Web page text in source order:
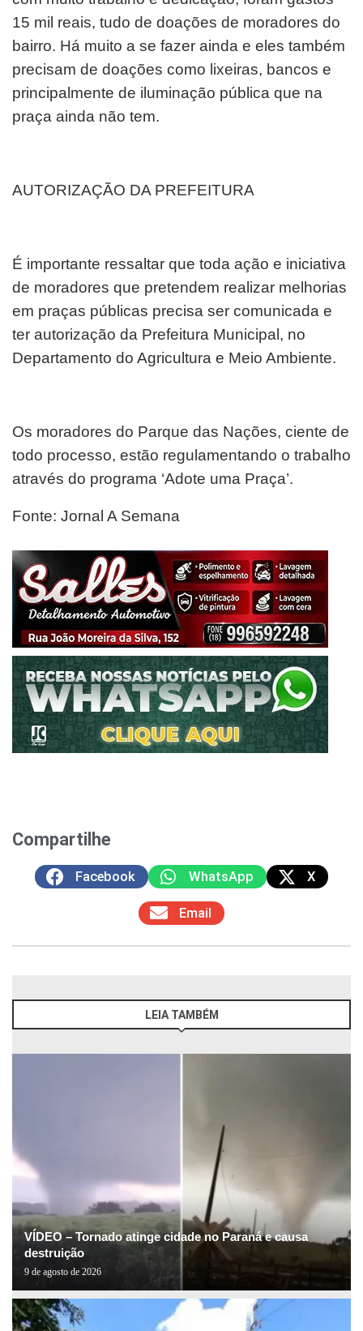
15 mil reais, tudo de doações de moradores do
bairro. Há muito a se fazer ainda e eles também
precisam de doações como lixeiras, bancos e
principalmente de iluminação pública que na
praça ainda não tem.
AUTORIZAÇÃO DA PREFEITURA
É importante ressaltar que toda ação e iniciativa
de moradores que pretendem realizar melhorias
em praças públicas precisa ser comunicada e
ter autorização da Prefeitura Municipal, no
Departamento do Agricultura e Meio Ambiente.
Os moradores do Parque das Nações, ciente de
todo processo, estão regulamentando o trabalho
através do programa ‘Adote uma Praça’.
Fonte: Jornal A Semana
Compartilhe
Facebook WhatsApp X
Email
LEIA TAMBÉM
VÍDEO – Tornado atinge cidade no Paraná e causa
destruição
9 de agosto de 2026